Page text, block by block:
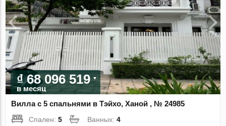
₫ 68 096 519
в месяц
Вилла с 5 спальнями в Тэйхо, Ханой , № 24985
Спален:5 Ванных:4